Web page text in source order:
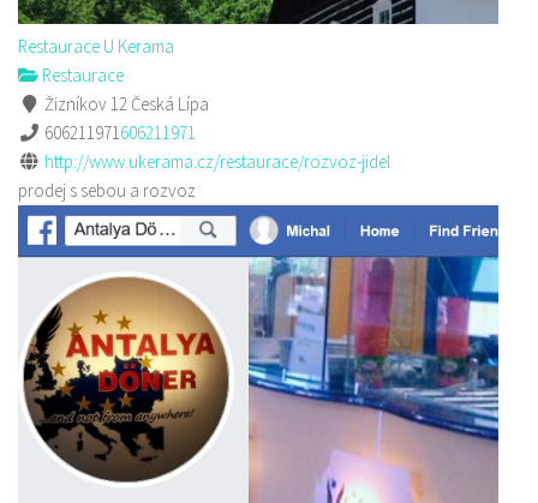
Restaurace U Kerama
Restaurace
Žizníkov 12 Česká Lípa
606211971606211971
http://www.ukerama.cz/restaurace/rozvoz-jidel
prodej s sebou a rozvoz